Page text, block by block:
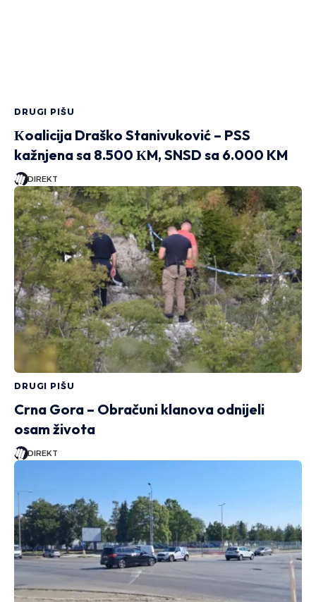
DRUGI PIŠU
Кoalicija Draško Stanivuković – PSS
kažnjena sa 8.500 КM, SNSD sa 6.000 KM
DIREKT
DRUGI PIŠU
Crna Gora – Obračuni klanova odnijeli
osam života
DIREKT